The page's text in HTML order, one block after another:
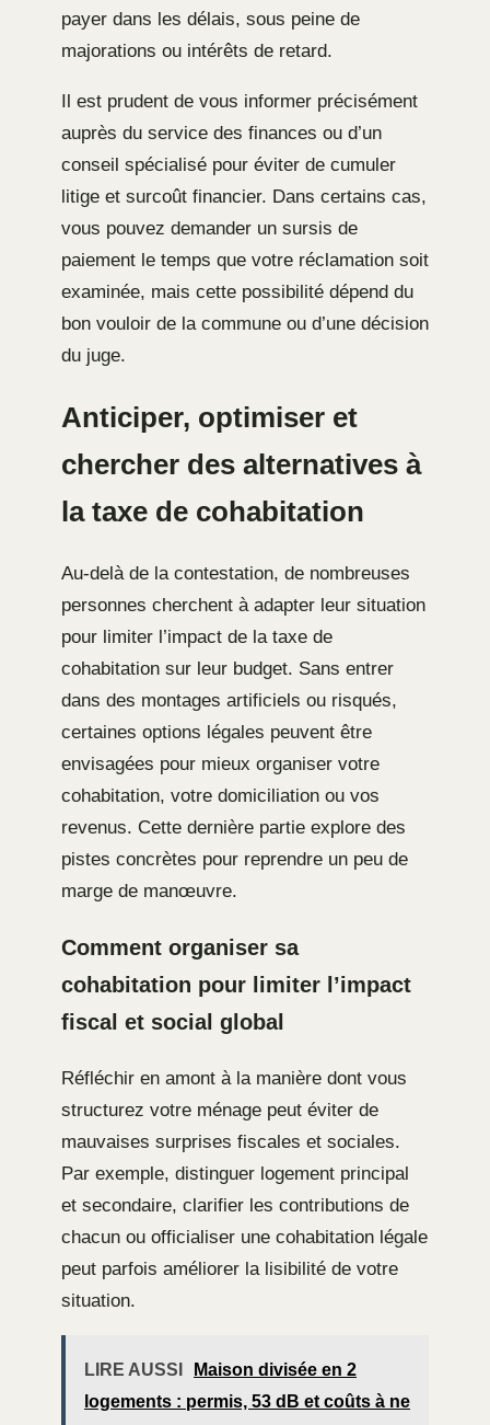
payer dans les délais, sous peine de
majorations ou intérêts de retard.
Il est prudent de vous informer précisément
auprès du service des finances ou d’un
conseil spécialisé pour éviter de cumuler
litige et surcoût financier. Dans certains cas,
vous pouvez demander un sursis de
paiement le temps que votre réclamation soit
examinée, mais cette possibilité dépend du
bon vouloir de la commune ou d’une décision
du juge.
Anticiper, optimiser et
chercher des alternatives à
la taxe de cohabitation
Au-delà de la contestation, de nombreuses
personnes cherchent à adapter leur situation
pour limiter l’impact de la taxe de
cohabitation sur leur budget. Sans entrer
dans des montages artificiels ou risqués,
certaines options légales peuvent être
envisagées pour mieux organiser votre
cohabitation, votre domiciliation ou vos
revenus. Cette dernière partie explore des
pistes concrètes pour reprendre un peu de
marge de manœuvre.
Comment organiser sa
cohabitation pour limiter l’impact
fiscal et social global
Réfléchir en amont à la manière dont vous
structurez votre ménage peut éviter de
mauvaises surprises fiscales et sociales.
Par exemple, distinguer logement principal
et secondaire, clarifier les contributions de
chacun ou officialiser une cohabitation légale
peut parfois améliorer la lisibilité de votre
situation.
LIRE AUSSI
Maison divisée en 2
logements : permis, 53 dB et coûts à ne